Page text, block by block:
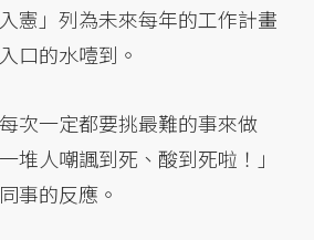
憲」列為未來每年的工作計畫
口的水噎到。
次一定都要挑最難的事來做
堆人嘲諷到死、酸到死啦！」
事的反應。